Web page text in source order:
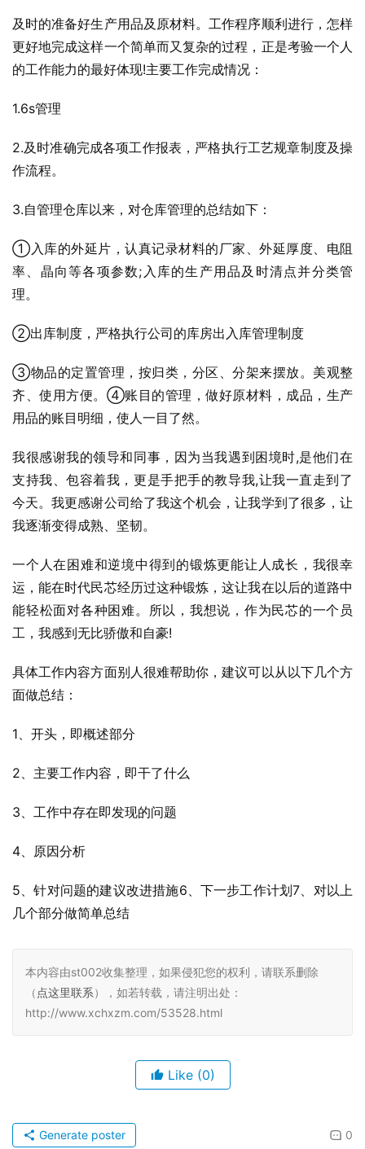
及时的准备好生产用品及原材料。工作程序顺利进行，怎样
更好地完成这样一个简单而又复杂的过程，正是考验一个人
的工作能力的最好体现!主要工作完成情况：
1.6s管理
2.及时准确完成各项工作报表，严格执行工艺规章制度及操
作流程。
3.自管理仓库以来，对仓库管理的总结如下：
①入库的外延片，认真记录材料的厂家、外延厚度、电阻
率、晶向等各项参数;入库的生产用品及时清点并分类管
理。
②出库制度，严格执行公司的库房出入库管理制度
③物品的定置管理，按归类，分区、分架来摆放。美观整
齐、使用方便。④账目的管理，做好原材料，成品，生产
用品的账目明细，使人一目了然。
我很感谢我的领导和同事，因为当我遇到困境时,是他们在
支持我、包容着我，更是手把手的教导我,让我一直走到了
今天。我更感谢公司给了我这个机会，让我学到了很多，让
我逐渐变得成熟、坚韧。
一个人在困难和逆境中得到的锻炼更能让人成长，我很幸
运，能在时代民芯经历过这种锻炼，这让我在以后的道路中
能轻松面对各种困难。所以，我想说，作为民芯的一个员
工，我感到无比骄傲和自豪!
具体工作内容方面别人很难帮助你，建议可以从以下几个方
面做总结：
1、开头，即概述部分
2、主要工作内容，即干了什么
3、工作中存在即发现的问题
4、原因分析
5、针对问题的建议改进措施6、下一步工作计划7、对以上
几个部分做简单总结
本内容由st002收集整理，如果侵犯您的权利，请联系删除
（ 点这里联系），如若转载，请注明出处：
http://www.xchxzm.com/53528.html
Like (0)
0
Generate poster